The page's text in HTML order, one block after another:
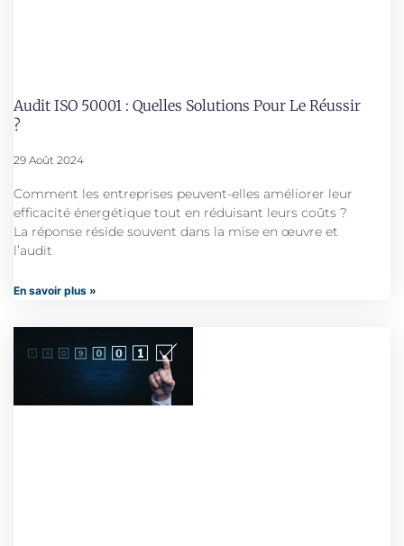
Audit ISO 50001 : Quelles Solutions Pour Le Réussir
?
29 Août 2024
Comment les entreprises peuvent-elles améliorer leur
efficacité énergétique tout en réduisant leurs coûts ?
La réponse réside souvent dans la mise en œuvre et
l’audit
En savoir plus »